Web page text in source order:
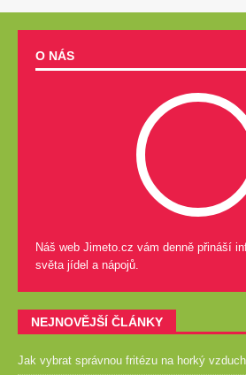
O NÁS
Náš web Jimeto.cz vám denně přináší
světa jídel a nápojů.
NEJNOVĚJŠÍ ČLÁNKY
Jak vybrat správnou fritézu na horký vzduch